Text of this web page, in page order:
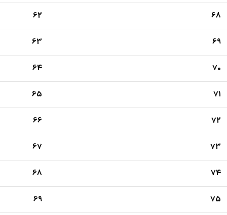
68
62
69
63
70
64
71
65
72
66
73
67
74
68
75
69